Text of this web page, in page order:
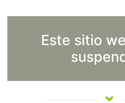
Este sitio